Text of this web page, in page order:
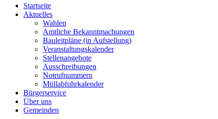
Startseite
Aktuelles
Wahlen
Amtliche Bekanntmachungen
Bauleitpläne (in Aufstellung)
Veranstaltungskalender
Stellenangebote
Ausschreibungen
Notrufnummern
Müllabfuhrkalender
Bürgerservice
Über uns
Gemeinden